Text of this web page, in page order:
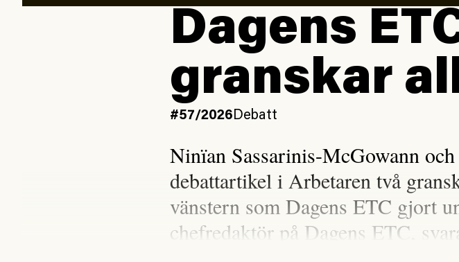
Dagens
granskar
#57/2026Debatt
Ninïan Sassarinis-McGowann
debattartikel i Arbetaren två
vänstern som Dagens ETC gjort
chefredaktör på Dagens ETC,